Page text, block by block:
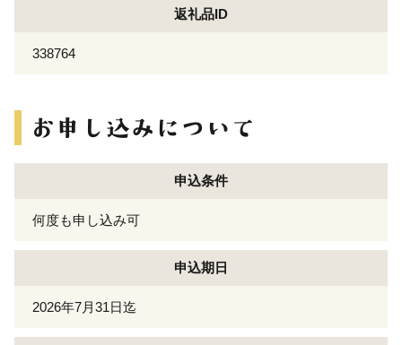
返礼品ID
338764
申込条件
何度も申し込み可
申込期日
2026年7月31日迄